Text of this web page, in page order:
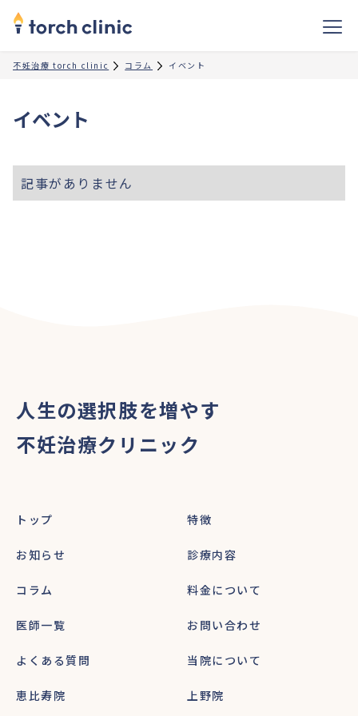
不妊治療 torch clinic コラム イベント
イベント
記事がありません
人生の選択肢を増やす
不妊治療クリニック
トップ 特徴
お知らせ 診療内容
コラム 料金について
医師一覧 お問い合わせ
よくある質問 当院について
恵比寿院 上野院